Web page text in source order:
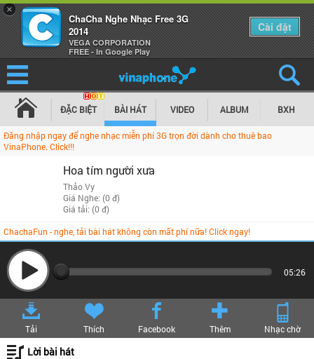
×
ChaCha Nghe Nhạc Free 3G
2014
VEGA CORPORATION
FREE - In Google Play
Cài đặt
ĐẶC BIỆT BÀI HÁT VIDEO ALBUM BXH
Đăng nhập ngay để nghe nhạc miễn phí 3G trọn đời dành cho thuê bao
VinaPhone. Click!!!
Hoa tím người xưa
Thảo Vy
Giá Nghe: (0 đ)
Giá tải: (0 đ)
ChachaFun - nghe, tải bài hát không còn mất phí nữa! Click ngay!
05:26
Tải Thích Facebook Thêm Nhạc chờ
Lời bài hát